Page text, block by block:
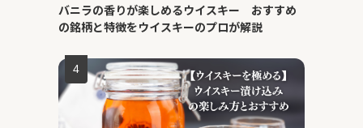
バニラの香りが楽しめるウイスキー おすすめ
の銘柄と特徴をウイスキーのプロが解説